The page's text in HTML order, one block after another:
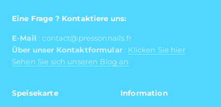
Eine Frage ? Kontaktiere uns:
E-Mail : contact@pressonnails.fr
Über unser Kontaktformular: Klicken Sie hier
Sehen Sie sich unseren Blog an
Speisekarte Information